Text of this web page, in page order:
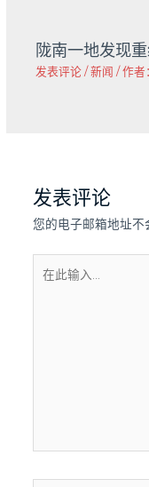
陇南一地发现
发表评论 /新闻 / 作者
发表评论
您的电子邮箱地址不